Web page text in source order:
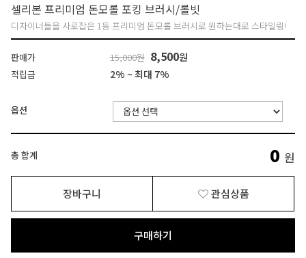
셀리본 프리미엄 돈모롤 포킹 브러시/롤빗
디자이너들을 사로잡은 1등 프리미엄 돈모롤 브러시로 원하는대로 스타일링!
판매가 15,000원 8,500원
적립금 2% ~ 최대 7%
옵션
총 합계 0 원
장바구니 관심상품
구매하기